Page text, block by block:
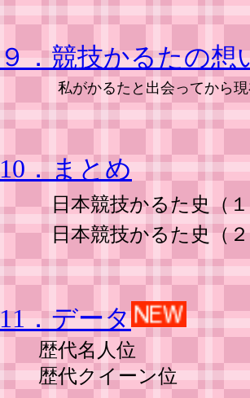
９．競技かるたの想
私がかるたと出会ってから
10．まとめ
日本競技かるた史（
日本競技かるた史（
11．データ
歴代名人位
歴代クイーン位